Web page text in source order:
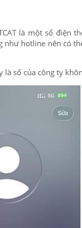
là một số điện
hotline nên có
là số của công ty